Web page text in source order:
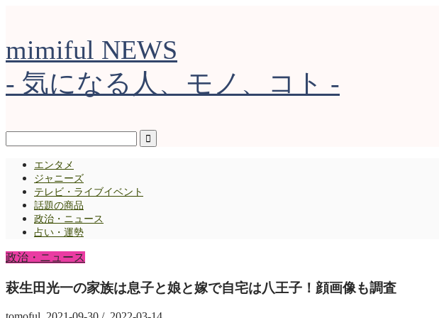
mimiful NEWS
- 気になる人、モノ、コト -
エンタメ
ジャニーズ
テレビ・ライブイベント
話題の商品
政治・ニュース
占い・運勢
政治・ニュース
萩生田光一の家族は息子と娘と嫁で自宅は八王子！顔画像も調査